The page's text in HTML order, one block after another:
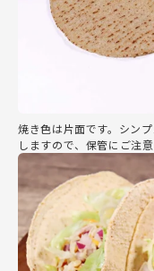
焼き色は片面です。シン
しますので、保管にご注意